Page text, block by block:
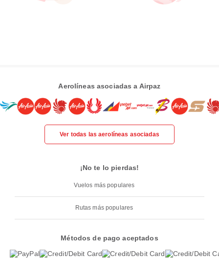
Aerolíneas asociadas a Airpaz
Ver todas las aerolíneas asociadas
¡No te lo pierdas!
Vuelos más populares
Rutas más populares
Métodos de pago aceptados